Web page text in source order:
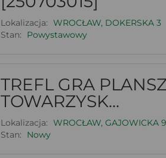
Lokalizacja: WROCŁAW, DOKERSKA 3
Stan:
Powystawowy
TREFL GRA
TOWARZYSK...
Lokalizacja: WROCŁAW, GAJOWICKA
Stan:
Nowy